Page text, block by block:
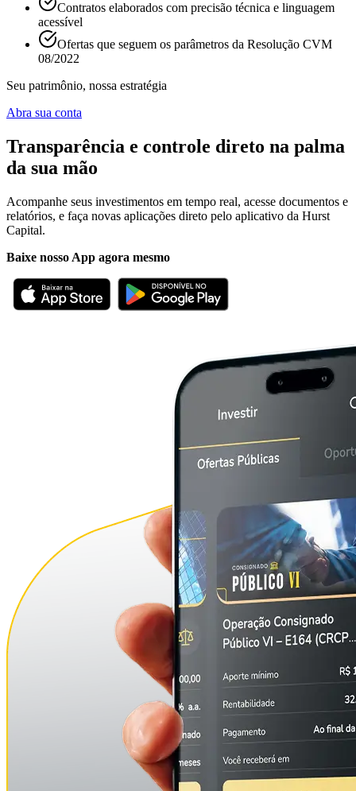
Contratos elaborados com precisão técnica e linguagem
acessível
Ofertas que seguem os parâmetros da Resolução CVM
08/2022
Seu patrimônio, nossa estratégia
Abra sua conta
Transparência e controle direto na palma
da sua mão
Acompanhe seus investimentos em tempo real, acesse documentos e
relatórios, e faça novas aplicações direto pelo aplicativo da Hurst
Capital.
Baixe nosso App agora mesmo